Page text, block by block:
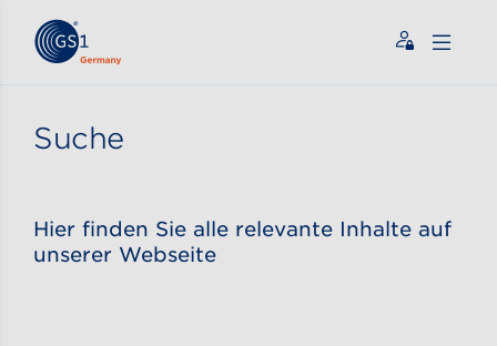
Zum Inhalt gehen
Suche
Hier finden Sie alle relevante Inhalte auf
unserer Webseite